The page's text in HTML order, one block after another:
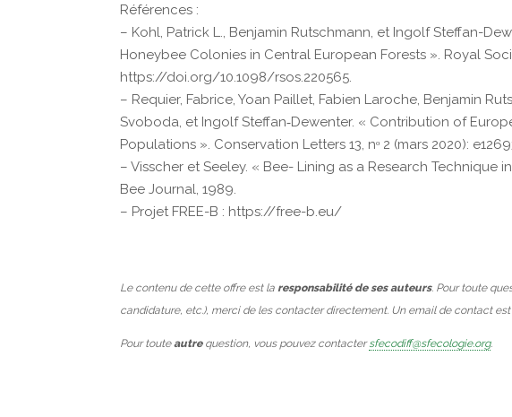
Références :
– Kohl, Patrick L., Benjamin Rutschmann, et Ingolf Steffan-
Honeybee Colonies in Central European Forests ». Royal
https://doi.org/10.1098/rsos.220565.
– Requier, Fabrice, Yoan Paillet, Fabien Laroche, Benjamin
Svoboda, et Ingolf Steffan‐Dewenter. « Contribution of
Populations ». Conservation Letters 13, nᵒ 2 (mars 2020):
– Visscher et Seeley. « Bee- Lining as a Research Technique
Bee Journal, 1989.
– Projet FREE-B : https://free-b.eu/
Le contenu de cette offre est laresponsabilité de ses auteurs. Pour toute
candidature, etc.), merci de les contacter directement. Un email de contact
Pour touteautrequestion, vous pouvez contactersfecodiff@sfecologie.org.